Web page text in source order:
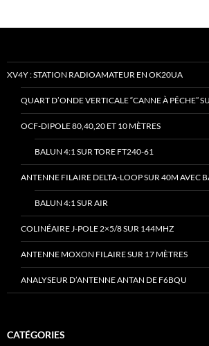
XV4Y : STATION RADIOAMATEUR EN OK20UA
QUART D’ONDE VERTICALE “CANNE À PÊCHE”
OCF-DIPOLE 80,40,20 ET 10 MÈTRES
BALUN 4:1 SUR TORE FT240-61
ANTENNE FILAIRE DELTA-LOOP SUR 40M AVEC
BALUN 4:1 SUR AIR
COLINÉAIRE J-POLE 2×5/8 SUR 144MHZ
ANTENNE MOXON FILAIRE SUR 17 MÈTRES
ANALYSEUR D’ANTENNE ANTAN DE F6BQU
CATÉGORIES